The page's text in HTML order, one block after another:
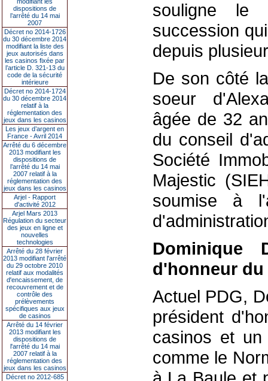
dispositions de
l’arrêté du 14 mai
2007
Décret no 2014-1726
du 30 décembre 2014
modifiant la liste des
jeux autorisés dans
les casinos fixée par
l’article D. 321-13 du
code de la sécurité
intérieure
Décret no 2014-1724
du 30 décembre 2014
relatif à la
réglementation des
jeux dans les casinos
Les jeux d’argent en
France - Avril 2014
Arrêté du 6 décembre
2013 modifiant les
dispositions de
l’arrêté du 14 mai
2007 relatif à la
réglementation des
jeux dans les casinos
Arjel - Rapport
d'activité 2012
Arjel Mars 2013
Régulation du secteur
des jeux en ligne et
nouvelles
technologies
Arrêté du 28 février
2013 modifiant l'arrêté
du 29 octobre 2010
relatif aux modalités
d'encaissement, de
recouvrement et de
contrôle des
prélèvements
spécifiques aux jeux
de casinos
Arrêté du 14 février
2013 modifiant les
dispositions de
l'arrêté du 14 mai
2007 relatif à la
réglementation des
jeux dans les casinos
Décret no 2012-685
souligne le
succession
depuis
De son côté
soeur
âgée de 32
du conseil
Société
Majestic
soumise à
Dominique
d'honneur
Actuel PDG,
président
casinos et
comme le